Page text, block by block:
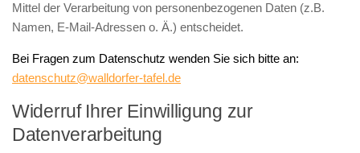
Mittel der Verarbeitung von personenbezogenen Daten (z.B.
Namen, E-Mail-Adressen o. Ä.) entscheidet.
Bei Fragen zum Datenschutz wenden Sie sich bitte an:
datenschutz@walldorfer-tafel.de
Widerruf Ihrer Einwilligung zur
Datenverarbeitung